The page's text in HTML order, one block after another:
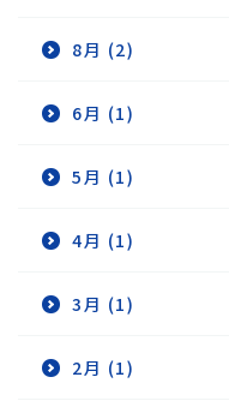
8月 (2)
6月 (1)
5月 (1)
4月 (1)
3月 (1)
2月 (1)